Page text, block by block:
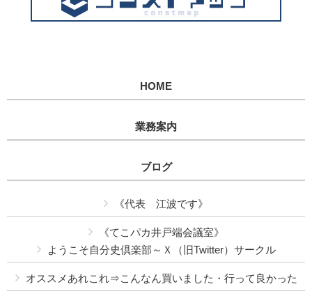
HOME
業務案内
ブログ
《代表 江波です》
《てこパカ井戸端会議室》
ようこそ自分史倶楽部～Ｘ（旧Twitter）サークル
オススメあれこれ⇒こんなん買いました・行って良かった